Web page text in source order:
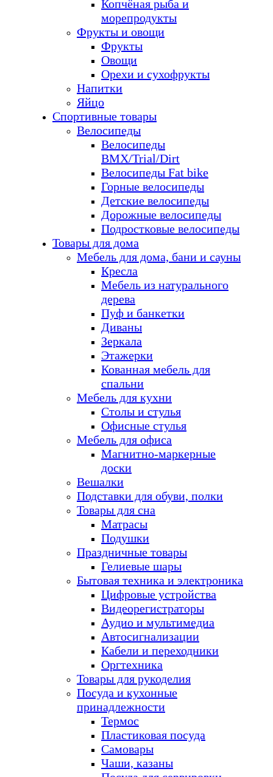
Копчёная рыба и
морепродукты
Фрукты и овощи
Фрукты
Овощи
Орехи и сухофрукты
Напитки
Яйцо
Спортивные товары
Велосипеды
Велосипеды
BMX/Trial/Dirt
Велосипеды Fat bike
Горные велосипеды
Детские велосипеды
Дорожные велосипеды
Подростковые велосипеды
Товары для дома
Мебель для дома, бани и сауны
Кресла
Мебель из натурального
дерева
Пуф и банкетки
Диваны
Зеркала
Этажерки
Кованная мебель для
спальни
Мебель для кухни
Столы и стулья
Офисные стулья
Мебель для офиса
Магнитно-маркерные
доски
Вешалки
Подставки для обуви, полки
Товары для сна
Матрасы
Подушки
Праздничные товары
Гелиевые шары
Бытовая техника и электроника
Цифровые устройства
Видеорегистраторы
Аудио и мультимедиа
Автосигнализации
Кабели и переходники
Оргтехника
Товары для рукоделия
Посуда и кухонные
принадлежности
Термос
Пластиковая посуда
Самовары
Чаши, казаны